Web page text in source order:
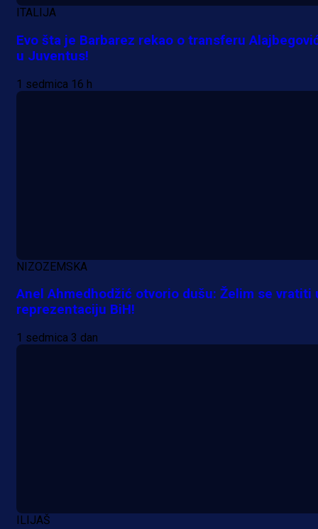
1 dan 14 h
A Selekcija
ITALIJA
Evo šta je Barbarez rekao o transferu
u Juventus!
1 sedmica 16 h
NIZOZEMSKA
Anel Ahmedhodžić otvorio dušu: Želim se vratiti
reprezentaciju BiH!
1 sedmica 3 dan
ILIJAŠ